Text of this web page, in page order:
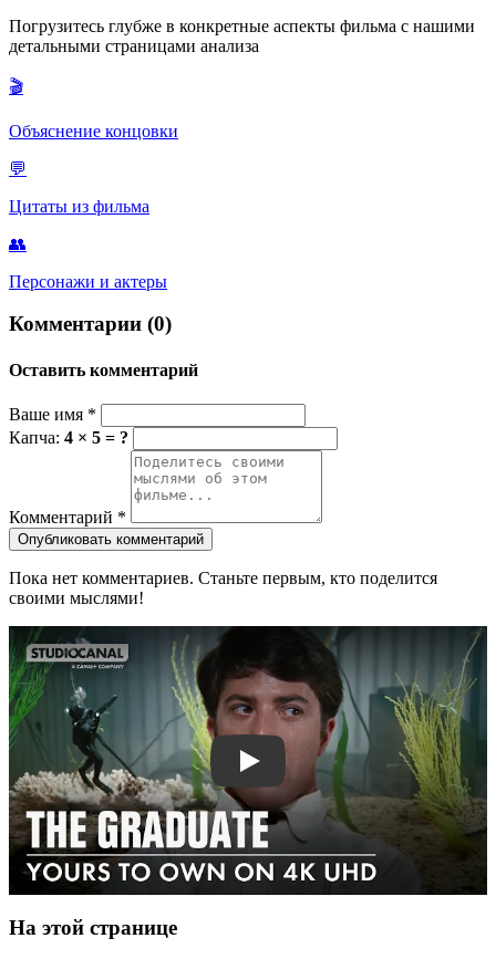
Его одержимость ею — это отчаянная попытка зацепиться
хоть за что-то настоящее, чтобы спастись от «пластикового»
Погрузитесь глубже в конкретные аспекты фильма с нашими
детальными страницами анализа
🎬
Объяснение концовки
💬
Цитаты из фильма
👥
Персонажи и актеры
Комментарии (0)
Оставить комментарий
Ваше имя *
Капча: 4 × 5 = ?
Комментарий *
Опубликовать комментарий
Пока нет комментариев. Станьте первым, кто поделится
своими мыслями!
Смотреть трейлер
На этой странице